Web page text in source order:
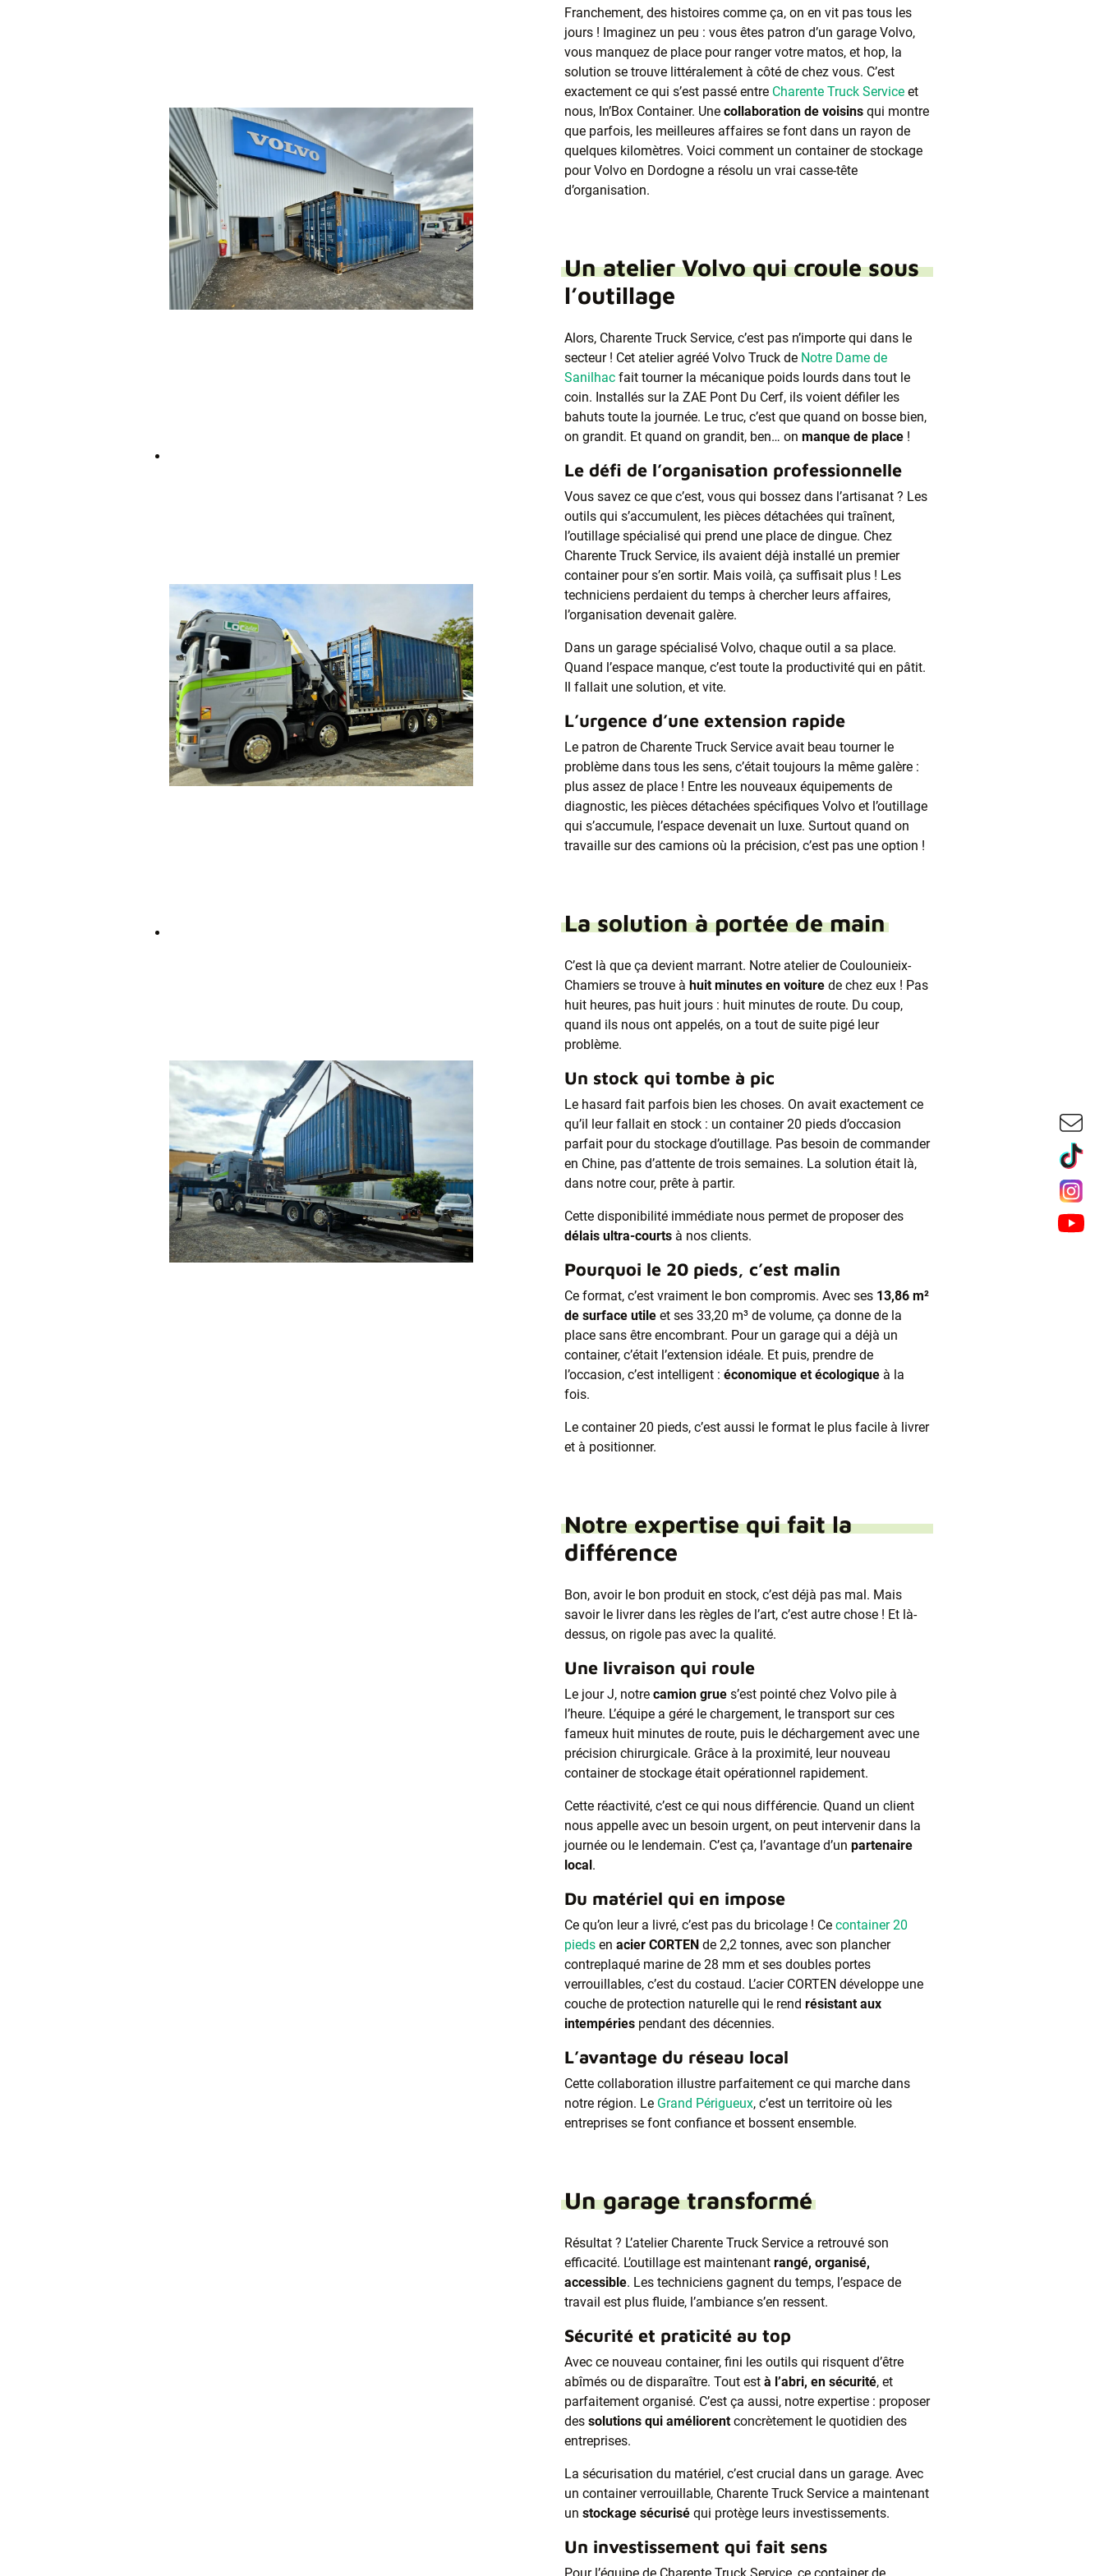
Franchement, des histoires comme ça, on en vit pas tous les
jours ! Imaginez un peu : vous êtes patron d’un garage Volvo,
vous manquez de place pour ranger votre matos, et hop, la
solution se trouve littéralement à côté de chez vous. C’est
exactement ce qui s’est passé entre Charente Truck Service et
nous, In’Box Container. Une collaboration de voisins qui montre
que parfois, les meilleures affaires se font dans un rayon de
quelques kilomètres. Voici comment un container de stockage
pour Volvo en Dordogne a résolu un vrai casse-tête
d’organisation.
Un atelier Volvo qui croule sous
l’outillage
Alors, Charente Truck Service, c’est pas n’importe qui dans le
secteur ! Cet atelier agréé Volvo Truck de Notre Dame de
Sanilhac fait tourner la mécanique poids lourds dans tout le
coin. Installés sur la ZAE Pont Du Cerf, ils voient défiler les
bahuts toute la journée. Le truc, c’est que quand on bosse bien,
on grandit. Et quand on grandit, ben… on manque de place !
Le défi de l’organisation professionnelle
Vous savez ce que c’est, vous qui bossez dans l’artisanat ? Les
outils qui s’accumulent, les pièces détachées qui traînent,
l’outillage spécialisé qui prend une place de dingue. Chez
Charente Truck Service, ils avaient déjà installé un premier
container pour s’en sortir. Mais voilà, ça suffisait plus ! Les
techniciens perdaient du temps à chercher leurs affaires,
l’organisation devenait galère.
Dans un garage spécialisé Volvo, chaque outil a sa place.
Quand l’espace manque, c’est toute la productivité qui en pâtit.
Il fallait une solution, et vite.
L’urgence d’une extension rapide
Le patron de Charente Truck Service avait beau tourner le
problème dans tous les sens, c’était toujours la même galère :
plus assez de place ! Entre les nouveaux équipements de
diagnostic, les pièces détachées spécifiques Volvo et l’outillage
qui s’accumule, l’espace devenait un luxe. Surtout quand on
travaille sur des camions où la précision, c’est pas une option !
La solution à portée de main
C’est là que ça devient marrant. Notre atelier de Coulounieix-
Chamiers se trouve à huit minutes en voiture de chez eux ! Pas
huit heures, pas huit jours : huit minutes de route. Du coup,
quand ils nous ont appelés, on a tout de suite pigé leur
problème.
Un stock qui tombe à pic
Le hasard fait parfois bien les choses. On avait exactement ce
qu’il leur fallait en stock : un container 20 pieds d’occasion
parfait pour du stockage d’outillage. Pas besoin de commander
en Chine, pas d’attente de trois semaines. La solution était là,
dans notre cour, prête à partir.
Cette disponibilité immédiate nous permet de proposer des
délais ultra-courts à nos clients.
Pourquoi le 20 pieds, c’est malin
Ce format, c’est vraiment le bon compromis. Avec ses 13,86 m²
de surface utile et ses 33,20 m³ de volume, ça donne de la
place sans être encombrant. Pour un garage qui a déjà un
container, c’était l’extension idéale. Et puis, prendre de
l’occasion, c’est intelligent : économique et écologique à la
fois.
Le container 20 pieds, c’est aussi le format le plus facile à livrer
et à positionner.
Notre expertise qui fait la
différence
Bon, avoir le bon produit en stock, c’est déjà pas mal. Mais
savoir le livrer dans les règles de l’art, c’est autre chose ! Et là-
dessus, on rigole pas avec la qualité.
Une livraison qui roule
Le jour J, notre camion grue s’est pointé chez Volvo pile à
l’heure. L’équipe a géré le chargement, le transport sur ces
fameux huit minutes de route, puis le déchargement avec une
précision chirurgicale. Grâce à la proximité, leur nouveau
container de stockage était opérationnel rapidement.
Cette réactivité, c’est ce qui nous différencie. Quand un client
nous appelle avec un besoin urgent, on peut intervenir dans la
journée ou le lendemain. C’est ça, l’avantage d’un partenaire
local.
Du matériel qui en impose
Ce qu’on leur a livré, c’est pas du bricolage ! Ce container 20
pieds en acier CORTEN de 2,2 tonnes, avec son plancher
contreplaqué marine de 28 mm et ses doubles portes
verrouillables, c’est du costaud. L’acier CORTEN développe une
couche de protection naturelle qui le rend résistant aux
intempéries pendant des décennies.
L’avantage du réseau local
Cette collaboration illustre parfaitement ce qui marche dans
notre région. Le Grand Périgueux, c’est un territoire où les
entreprises se font confiance et bossent ensemble.
Un garage transformé
Résultat ? L’atelier Charente Truck Service a retrouvé son
efficacité. L’outillage est maintenant rangé, organisé,
accessible. Les techniciens gagnent du temps, l’espace de
travail est plus fluide, l’ambiance s’en ressent.
Sécurité et praticité au top
Avec ce nouveau container, fini les outils qui risquent d’être
abîmés ou de disparaître. Tout est à l’abri, en sécurité, et
parfaitement organisé. C’est ça aussi, notre expertise : proposer
des solutions qui améliorentconcrètement le quotidien des
entreprises.
La sécurisation du matériel, c’est crucial dans un garage. Avec
un container verrouillable, Charente Truck Service a maintenant
un stockage sécurisé qui protège leurs investissements.
Un investissement qui fait sens